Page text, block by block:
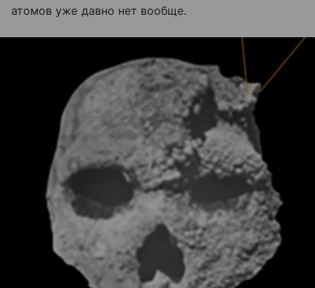
атомов уже давно нет вообще.